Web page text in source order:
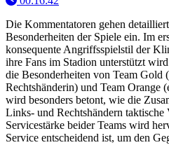
Die Kommentatoren gehen
Besonderheiten der Spiele ein. Im
konsequente Angriffsspielstil der
ihre Fans im Stadion unterstützt
die Besonderheiten von Team Gold
Rechtshänderin) und Team Orange
wird besonders betont, wie die
Links- und Rechtshändern
Servicestärke beider Teams wird
Service entscheidend ist, um den